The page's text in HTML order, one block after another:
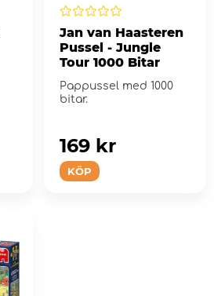
Jan van Haasteren
Pussel - Jungle
Tour 1000 Bitar
Pappussel med 1000
bitar.
KÖP
169 kr